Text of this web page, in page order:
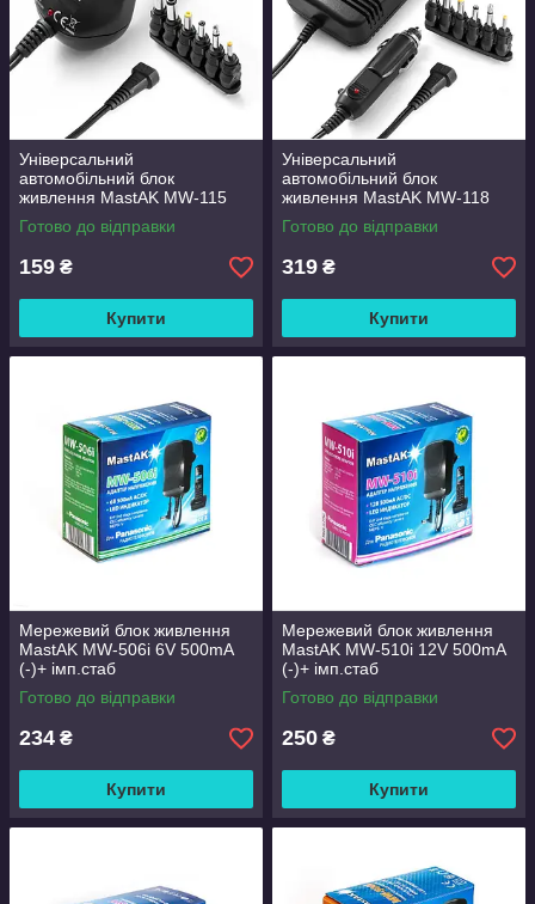
Універсальний
автомобільний блок
живлення MastAK MW-115
(3v-12v 1200mA)
Готово до відправки
159 ₴
Купити
Універсальний
автомобільний блок
живлення MastAK MW-118
(3v-12v 2000mA)
Готово до відправки
319 ₴
Купити
Мережевий блок живлення
MastAK MW-506i 6V 500mA
(-)+ імп.стаб
Готово до відправки
234 ₴
Купити
Мережевий блок живлення
MastAK MW-510i 12V 500mA
(-)+ імп.стаб
Готово до відправки
250 ₴
Купити